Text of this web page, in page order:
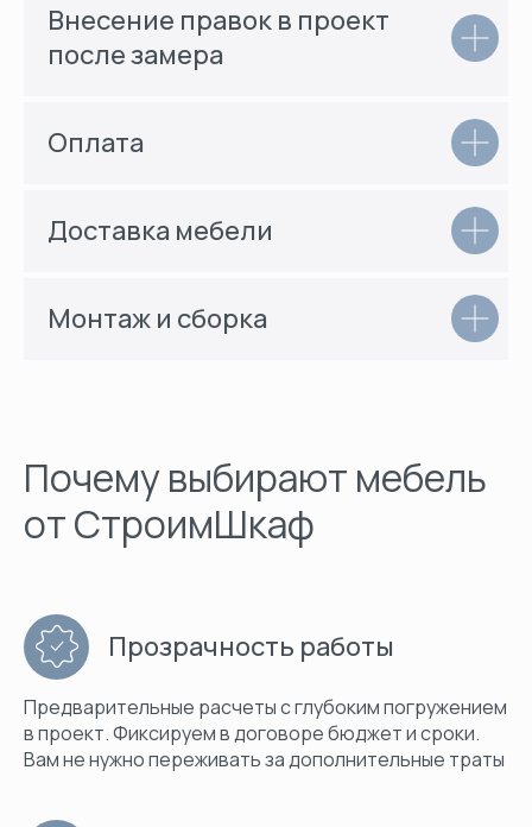
Внесение правок в проект
после замера
Оплата
Доставка мебели
Монтаж и сборка
Почему выбирают мебель
от СтроимШкаф
Прозрачность работы
Предварительные расчеты с глубоким погружением
в проект. Фиксируем в договоре бюджет и сроки.
Вам не нужно переживать за дополнительные траты